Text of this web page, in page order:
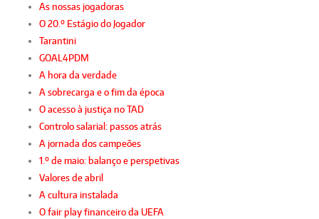
As nossas jogadoras
O 20.º Estágio do Jogador
Tarantini
GOAL4PDM
A hora da verdade
A sobrecarga e o fim da época
O acesso à justiça no TAD
Controlo salarial: passos atrás
A jornada dos campeões
1.º de maio: balanço e perspetivas
Valores de abril
A cultura instalada
O fair play financeiro da UEFA